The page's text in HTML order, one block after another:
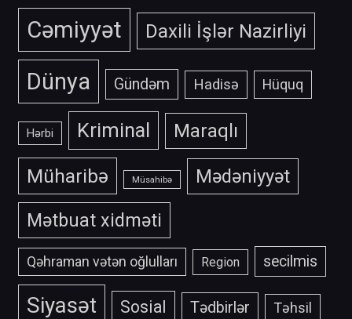
Cəmiyyət Daxili İşlər Nazirliyi
Dünya Gündəm Hadisə Hüquq
Hərbi Kriminal Maraqlı
Müharibə Müsahibə
Mədəniyyət
Mətbuat xidməti
Qəhraman vətən oğlulları Region secilmis
Siyasət Sosial Tədbirlər Təhsil